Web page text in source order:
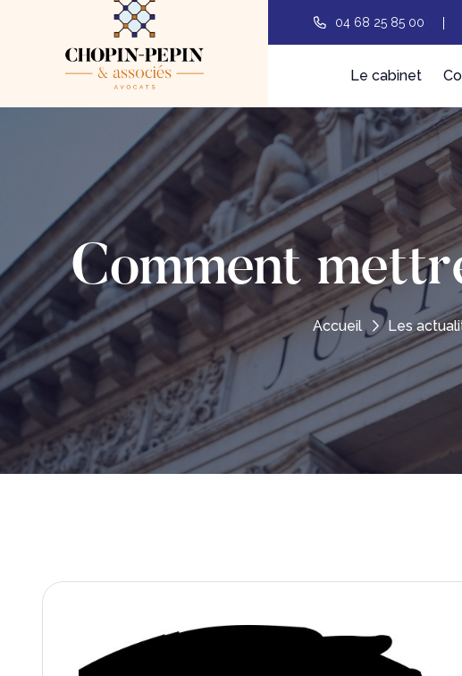
04 68 25 85 00
Le cabinet
Comment
Accueil Les